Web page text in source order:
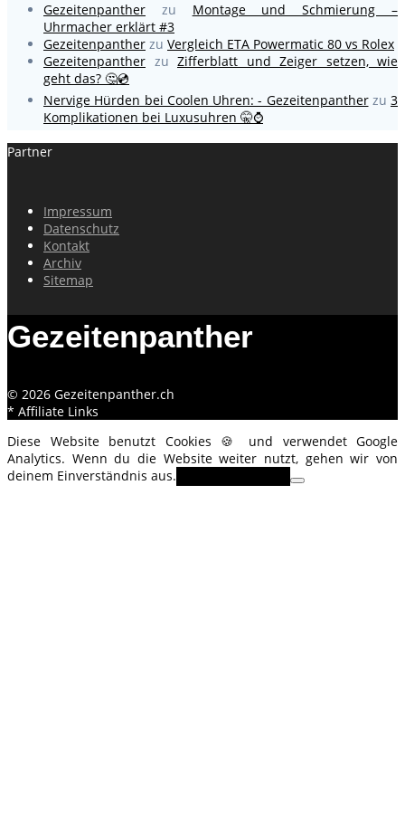
Gezeitenpanther zu Montage und Schmierung –
Uhrmacher erklärt #3
Gezeitenpanther zu Vergleich ETA Powermatic 80 vs Rolex
Gezeitenpanther zu Zifferblatt und Zeiger setzen, wie
geht das? 🤔💿
Nervige Hürden bei Coolen Uhren: - Gezeitenpantherzu 3
Komplikationen bei Luxusuhren 🤫⌚
Partner
Impressum
Datenschutz
Kontakt
Archiv
Sitemap
Gezeitenpanther
© 2026 Gezeitenpanther.ch
* Affiliate Links
Diese Website benutzt Cookies 🍪 und verwendet Google
Analytics. Wenn du die Website weiter nutzt, gehen wir von
deinem Einverständnis aus.